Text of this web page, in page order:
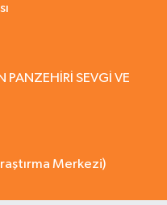
PANZEHİRİ SEVGİ VE
RAM (Rehberlik Araştırma Merkezi)